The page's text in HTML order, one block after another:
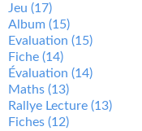
Jeu (17)
Album (15)
Evaluation (15)
Fiche (14)
Évaluation (14)
Maths (13)
Rallye Lecture (13)
Fiches (12)